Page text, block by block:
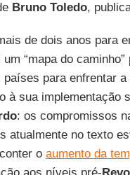
Bruno Toledo,
de dois anos para
“mapa do
para enfrentar
à sua implementação
: os compromissos
atualmente no texto
o aumento da